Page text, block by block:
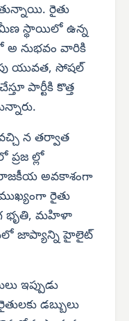
రైతు
స్థాయిలో ఉన్న
నుభవం వారికి
యువత, సోషల్
పార్టీకి కొత్త
న తర్వాత
ల్లో
రాజకీయ అవకాశంగా
రైతు
భృతి, మహిళా
జాప్యాన్ని హైలైట్
ఇప్పుడు
డబ్బులు